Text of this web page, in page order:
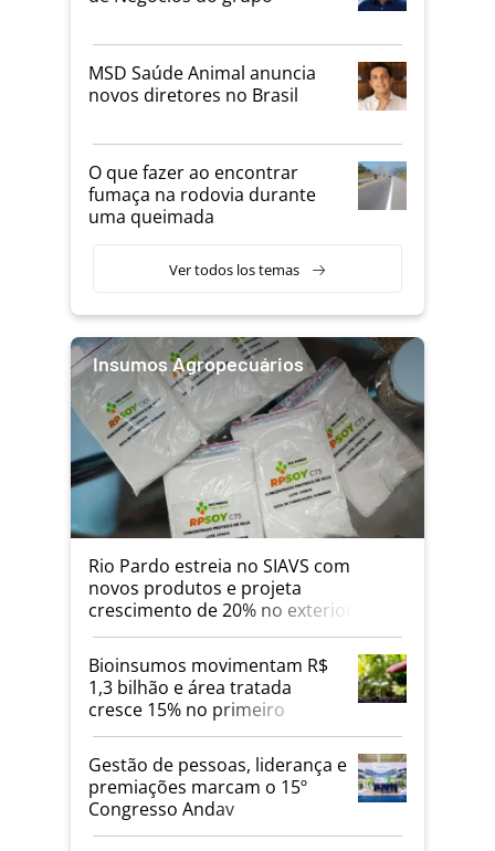
MSD Saúde Animal anuncia
novos diretores no Brasil
O que fazer ao encontrar
fumaça na rodovia durante
uma queimada
Ver todos los temas
Insumos Agropecuários
Rio Pardo estreia no SIAVS com
novos produtos e projeta
crescimento de 20% no exterior
Bioinsumos movimentam R$
1,3 bilhão e área tratada
cresce 15% no primeiro
quadrimestre de 2026
Gestão de pessoas, liderança e
premiações marcam o 15º
Congresso Andav